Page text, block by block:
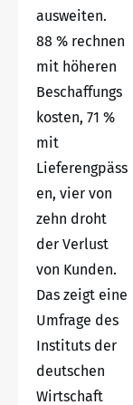
ausweiten.
88 % rechnen
mit höheren
Beschaffungs
kosten, 71 %
mit
Lieferengpäss
en, vier von
zehn droht
der Verlust
von Kunden.
Das zeigt eine
Umfrage des
Instituts der
deutschen
Wirtschaft